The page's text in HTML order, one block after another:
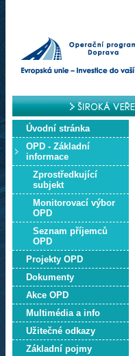
Úvodní stránka
OPD - Základní
informace
Zprostředkující
subjekt
Monitorovací výbor
OPD
Seznam příjemců
OPD
Projekty OPD
Dokumenty
Akce OPD
Multimédia a info
Užitečné odkazy
Základní pojmy